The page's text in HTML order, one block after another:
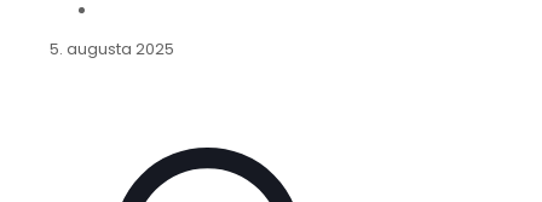
5. augusta 2025